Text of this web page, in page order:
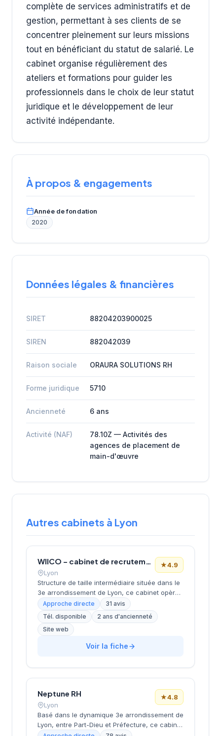
complète de services administratifs et de
gestion, permettant à ses clients de se
concentrer pleinement sur leurs missions
tout en bénéficiant du statut de salarié. Le
cabinet organise régulièrement des
ateliers et formations pour guider les
professionnels dans le choix de leur statut
juridique et le développement de leur
activité indépendante.
À propos & engagements
Année de fondation
2020
Données légales & financières
SIRET 88204203900025
SIREN 882042039
Raison sociale ORAURA SOLUTIONS RH
Forme juridique 5710
Ancienneté 6 ans
Activité (NAF)
78.10Z — Activités des
agences de placement de
main-d'œuvre
Autres cabinets à Lyon
WIICO – cabinet de recrutement
Lyon
★4.9
Structure de taille intermédiaire située dans le
3e arrondissement de Lyon, ce cabinet opère
depuis le quartier d'affaires de la Part-Dieu.
Dirigée par MOMTAZ-AZAD, l'entreprise
développe ses activités de recrutement avec
un positionnement géographique stratégique
au cœur du pôle économique lyonnais. La
société bénéficie d'une excellente réputation
Approche directe
31 avis
Tél. disponible
2 ans d'ancienneté
Site web
Voir la fiche
Neptune RH
Lyon
★4.8
Basé dans le dynamique 3e arrondissement de
Lyon, entre Part-Dieu et Préfecture, ce cabinet